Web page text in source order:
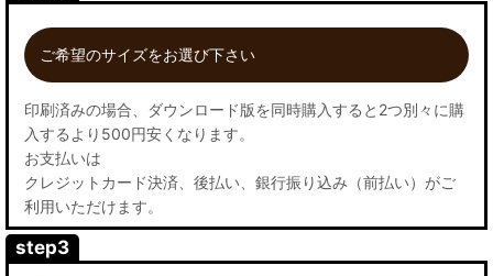
ご希望のサイズをお選び下さい
印刷済みの場合、ダウンロード版を同時購入すると2つ別々に購
入するより500円安くなります。
お支払いは
クレジットカード決済、後払い、銀行振り込み（前払い）がご
利用いただけます。
step3